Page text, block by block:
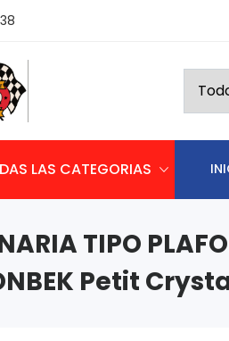
LAS CATEGORIAS
TIPO
Petit